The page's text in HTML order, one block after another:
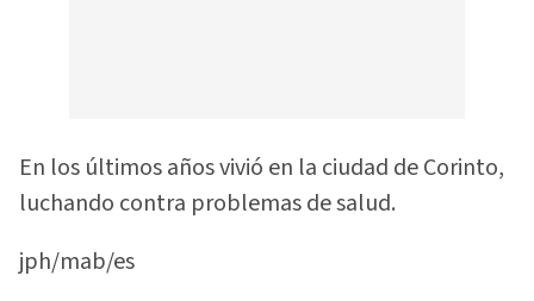
En los últimos años vivió en la ciudad de Corinto,
luchando contra problemas de salud.
jph/mab/es